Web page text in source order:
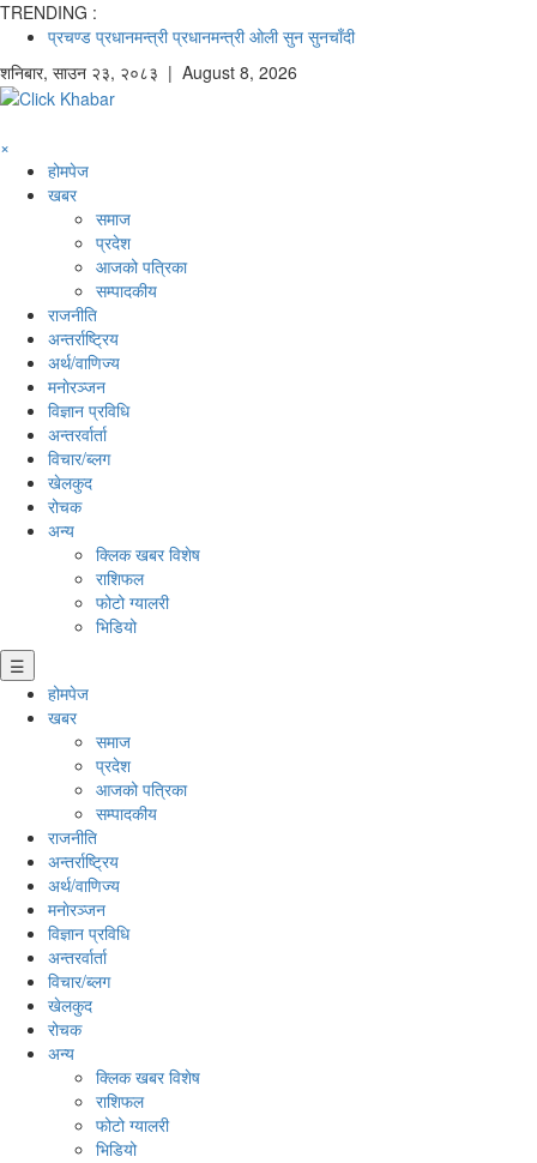
TRENDING :
प्रचण्ड प्रधानमन्त्री प्रधानमन्त्री ओली सुन सुनचाँदी
शनिबार, साउन २३, २०८३ | August 8, 2026
×
होमपेज
खबर
समाज
प्रदेश
आजको पत्रिका
सम्पादकीय
राजनीति
अन्तर्राष्ट्रिय
अर्थ/वाणिज्य
मनाेरञ्जन
विज्ञान प्रविधि
अन्तरर्वार्ता
विचार/ब्लग
खेलकुद
रोचक
अन्य
क्लिक खबर विशेष
राशिफल
फोटो ग्यालरी
भिडियो
☰
होमपेज
खबर
समाज
प्रदेश
आजको पत्रिका
सम्पादकीय
राजनीति
अन्तर्राष्ट्रिय
अर्थ/वाणिज्य
मनाेरञ्जन
विज्ञान प्रविधि
अन्तरर्वार्ता
विचार/ब्लग
खेलकुद
रोचक
अन्य
क्लिक खबर विशेष
राशिफल
फोटो ग्यालरी
भिडियो